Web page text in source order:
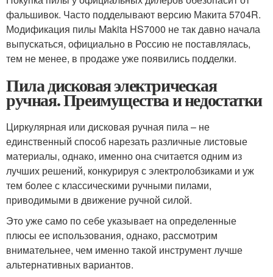
фальшивок. Часто подделывают версию Макита 5704R.
Модификация пилы Makita HS7000 не так давно начала
выпускаться, официально в Россию не поставлялась,
тем не менее, в продаже уже появились подделки.
Пила дисковая электрическая
ручная. Преимущества и недостатки
Циркулярная или дисковая ручная пила – не
единственный способ нарезать различные листовые
материалы, однако, именно она считается одним из
лучших решений, конкурируя с электролобзиками и уж
тем более с классическими ручными пилами,
приводимыми в движение ручной силой.
Это уже само по себе указывает на определенные
плюсы ее использования, однако, рассмотрим
внимательнее, чем именно такой инструмент лучше
альтернативных вариантов.